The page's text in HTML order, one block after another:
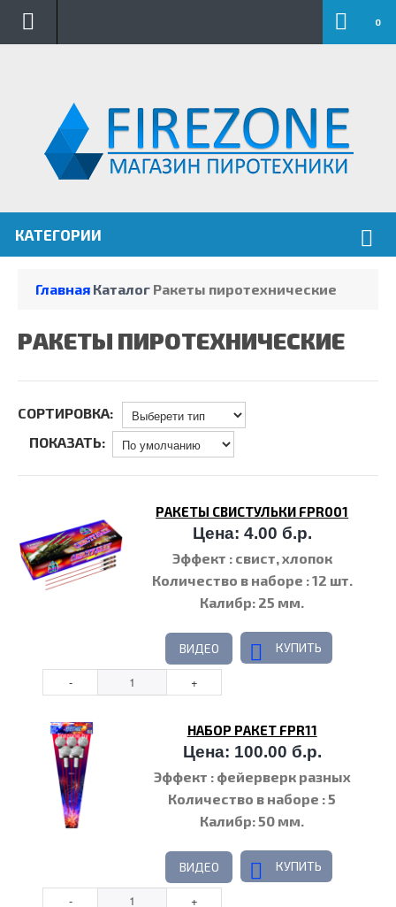
0
КАТЕГОРИИ
Главная Каталог Ракеты пиротехнические
РАКЕТЫ ПИРОТЕХНИЧЕСКИЕ
СОРТИРОВКА:
ПОКАЗАТЬ:
РАКЕТЫ СВИСТУЛЬКИ FPR001
Цена: 4.00 б.р.
Эффект : свист, хлопок
Количество в наборе : 12 шт.
Калибр: 25 мм.
ВИДЕО КУПИТЬ
НАБОР РАКЕТ FPR11
Цена: 100.00 б.р.
Эффект : фейерверк разных
эффектов
Количество в наборе : 5
Калибр: 50 мм.
ВИДЕО КУПИТЬ